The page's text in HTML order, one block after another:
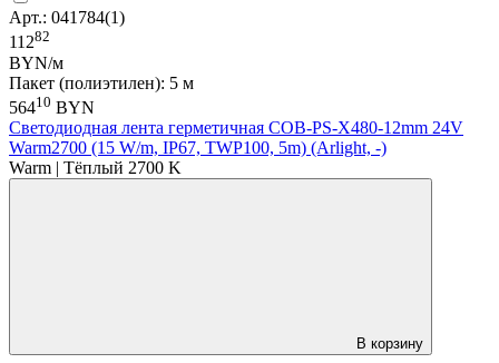
Арт.: 041784(1)
11282
BYN/м
Пакет (полиэтилен): 5 м
56410 BYN
Светодиодная лента герметичная COB-PS-X480-12mm 24V
Warm2700 (15 W/m, IP67, TWP100, 5m) (Arlight, -)
Warm | Тёплый 2700 K
В корзину